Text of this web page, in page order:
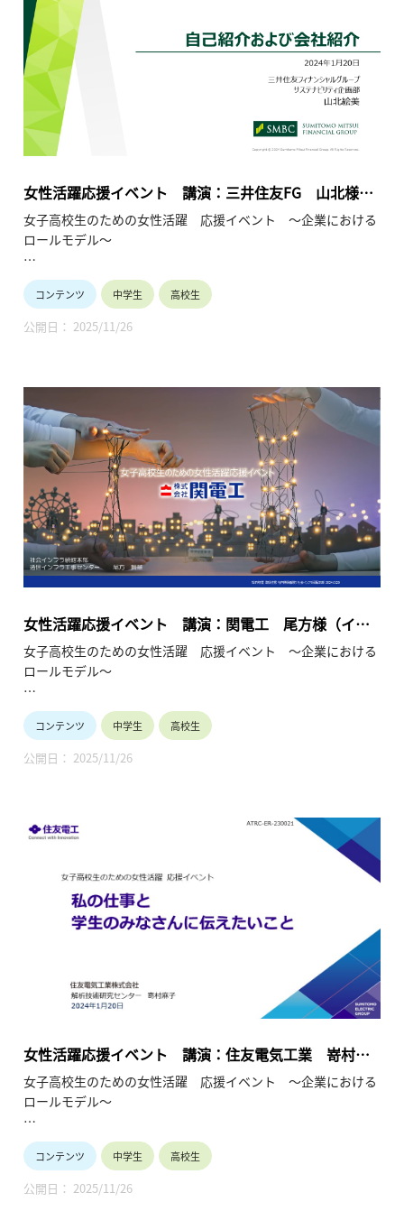
す。お子様や生徒と将来を語り合うきっかけにしてください。
会場：東京大学 生産技術研究所 An棟2F コンベンションホール
主催：一般社団法人 学びのイノベーション・プラットフォー
ム
共催：東京都教育委員会、埼玉県教育委員会
女性活躍応援イベント 講演：三井住友FG 山北様
（金融／営業・サステナビリティ）（2024年1月20
日）
女子高校生のための女性活躍 応援イベント ～企業における
ロールモデル～
●高等学校女子の皆様へ
将来のありたい自分を考えてみませんか？ 多様な未来の中で、
企業で活躍することは有力な選択肢です。 企業で活躍中の少し
先輩から経験談を聞かせていただく試みです。
ダイバーシティ、男女共同参画、リケジョが時代のキーワード
になっています。産業界は女子の活躍の場を拡大して参りま
す。お子様や生徒と将来を語り合うきっかけにしてください。
会場：東京大学 生産技術研究所 An棟2F コンベンションホール
主催：一般社団法人 学びのイノベーション・プラットフォー
ム
共催：東京都教育委員会、埼玉県教育委員会
コンテンツ 中学生 高校生
公開日： 2025/11/26
女性活躍応援イベント 講演：関電工 尾方様（イン
フラ建設／総合設備）（2024年1月20日）
女子高校生のための女性活躍 応援イベント ～企業における
ロールモデル～
●高等学校女子の皆様へ
将来のありたい自分を考えてみませんか？ 多様な未来の中で、
企業で活躍することは有力な選択肢です。 企業で活躍中の少し
先輩から経験談を聞かせていただく試みです。
ダイバーシティ、男女共同参画、リケジョが時代のキーワード
になっています。産業界は女子の活躍の場を拡大して参りま
す。お子様や生徒と将来を語り合うきっかけにしてください。
会場：東京大学 生産技術研究所 An棟2F コンベンションホール
主催：一般社団法人 学びのイノベーション・プラットフォー
コンテンツ 中学生 高校生
公開日： 2025/11/26
女性活躍応援イベント 講演：住友電気工業 嵜村様
（素材・情報／研究開発）（2024年1月20日）
女子高校生のための女性活躍 応援イベント ～企業における
ロールモデル～
●高等学校女子の皆様へ
将来のありたい自分を考えてみませんか？ 多様な未来の中で、
企業で活躍することは有力な選択肢です。 企業で活躍中の少し
先輩から経験談を聞かせていただく試みです。
コンテンツ 中学生 高校生
公開日： 2025/11/26